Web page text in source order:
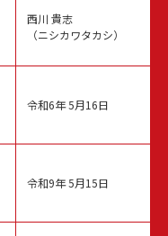
西川 貴志
（ニシカワタカシ）
令和6年 5月16日
令和9年 5月15日